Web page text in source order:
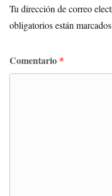
Tu dirección de correo
obligatorios están
Comentario *